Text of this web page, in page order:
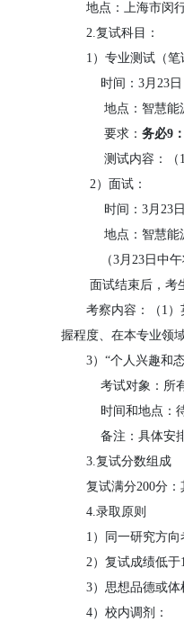
地点：上海市闵
2.复试科目：
1）专业测试（
时间：3月23日
地点：智慧能
要求： 务必9
测试内容：（1
2）面试：
时间：3月23日
地点：智慧能
（3月23日中午
面试结束后，考
考察内容：（1
握程度、在本专业领
3）“个人兴趣和
考试对象：所
时间和地点：
备注：具体安
3.复试分数组成
复试满分200分
4.录取原则
1）同一研究方
2）复试成绩低于
3）思想品德或体
4）校内调剂：